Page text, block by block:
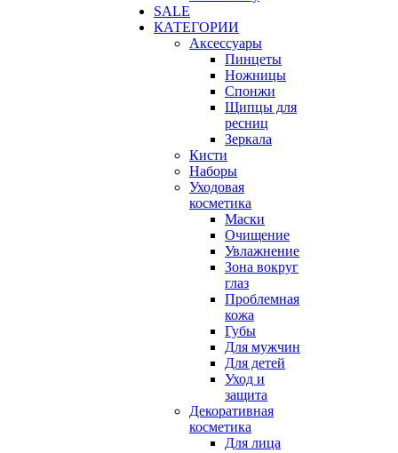
SALE
КАТЕГОРИИ
Аксессуары
Пинцеты
Ножницы
Спонжи
Щипцы для
ресниц
Зеркала
Кисти
Наборы
Уходовая
косметика
Маски
Очищение
Увлажнение
Зона вокруг
глаз
Проблемная
кожа
Губы
Для мужчин
Для детей
Уход и
защита
Декоративная
косметика
Для лица